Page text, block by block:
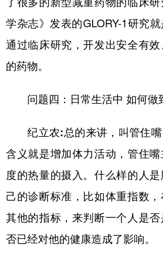
学杂志》发表的GLORY-1研究
通过临床研究，开发出安全有
的药物。
问题四：日常生活中 如何做
纪立农: 总的来讲，叫管住
含义就是增加体力活动，管住
度的热量的摄入。什么样的人
己的诊断标准，比如体重指数
其他的指标，来判断一个人是
否已经对他的健康造成了影响。